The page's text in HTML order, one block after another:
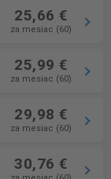
25,66 €
za mesiac (60)
25,99 €
za mesiac (60)
29,98 €
za mesiac (60)
30,76 €